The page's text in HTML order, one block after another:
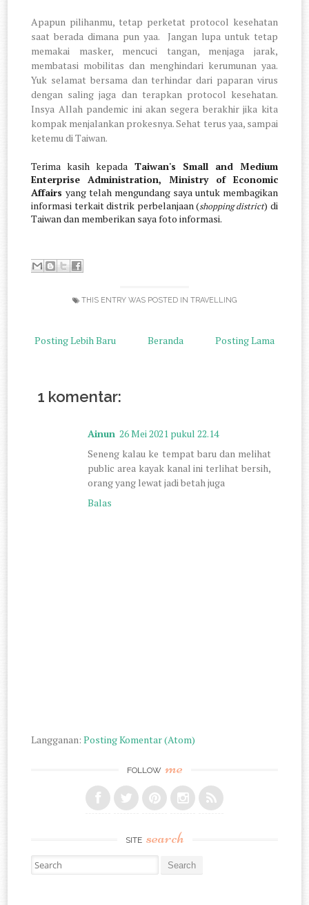
Apapun pilihanmu, tetap perketat protocol kesehatan
saat berada dimana pun yaa.
Jangan lupa untuk tetap
memakai masker, mencuci tangan, menjaga jarak,
membatasi mobilitas dan menghindari kerumunan yaa.
Yuk selamat bersama dan terhindar dari paparan virus
dengan saling jaga dan terapkan protocol kesehatan.
Insya Allah pandemic ini akan segera berakhir jika kita
kompak menjalankan prokesnya. Sehat terus yaa, sampai
ketemu di Taiwan.
Terima kasih kepada Taiwan's Small and Medium
Enterprise Administration, Ministry of Economic
Affairsyang telah mengundang saya untuk membagikan
informasi terkait distrik perbelanjaan (shopping district) di
Taiwan dan memberikan saya foto informasi.
THIS ENTRY WAS POSTED IN TRAVELLING
Posting Lebih Baru Posting Lama
Beranda
1 komentar:
Ainun 26 Mei 2021 pukul 22.14
Seneng kalau ke tempat baru dan melihat
public area kayak kanal ini terlihat bersih,
orang yang lewat jadi betah juga
Balas
Langganan:Posting Komentar (Atom)
FOLLOW me
SITE search
Search for: